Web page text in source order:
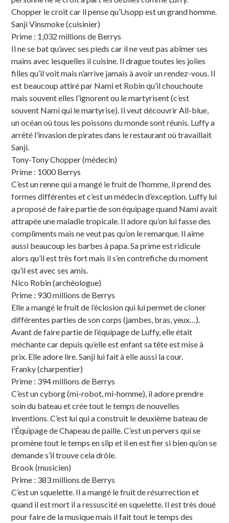
Chopper le croit car il pense qu’Usopp est un grand homme.
Sanji Vinsmoke (cuisinier)
Prime : 1,032 millions de Berrys
Il ne se bat qu’avec ses pieds car il ne veut pas abîmer ses
mains avec lesquelles il cuisine. Il drague toutes les jolies
filles qu’il voit mais n’arrive jamais à avoir un rendez-vous. Il
est beaucoup attiré par Nami et Robin qu’il chouchoute
mais souvent elles l’ignorent ou le martyrisent (c’est
souvent Nami qui le martyrise). Il veut découvrir All-blue,
un océan où tous les poissons du monde sont réunis. Luffy a
arrêté l’invasion de pirates dans le restaurant où travaillait
Sanji.
Tony-Tony Chopper (médecin)
Prime : 1000 Berrys
C’est un renne qui a mangé le fruit de l’homme, il prend des
formes différentes et c’est un médecin d’exception. Luffy lui
a proposé de faire partie de son équipage quand Nami avait
attrapée une maladie tropicale. Il adore qu’on lui fasse des
compliments mais ne veut pas qu’on le remarque. Il aime
aussi beaucoup les barbes à papa. Sa prime est ridicule
alors qu’il est très fort mais il s’en contrefiche du moment
qu’il est avec ses amis.
Nico Robin (archéologue)
Prime : 930 millions de Berrys
Elle a mangé le fruit de l’éclosion qui lui permet de cloner
différentes parties de son corps (jambes, bras, yeux…).
Avant de faire partie de l’équipage de Luffy, elle était
méchante car depuis qu’elle est enfant sa tête est mise à
prix. Elle adore lire. Sanji lui fait à elle aussi la cour.
Franky (charpentier)
Prime : 394 millions de Berrys
C’est un cyborg (mi-robot, mi-homme), il adore prendre
soin du bateau et crée tout le temps de nouvelles
inventions. C’est lui qui a construit le deuxième bateau de
l’Équipage de Chapeau de paille. C’est un pervers qui se
promène tout le temps en slip et il en est fier si bien qu’on se
demande s’il trouve cela drôle.
Brook (musicien)
Prime : 383 millions de Berrys
C’est un squelette. Il a mangé le fruit de résurrection et
quand il est mort il a ressuscité en squelette. Il est très doué
pour faire de la musique mais il fait tout le temps des